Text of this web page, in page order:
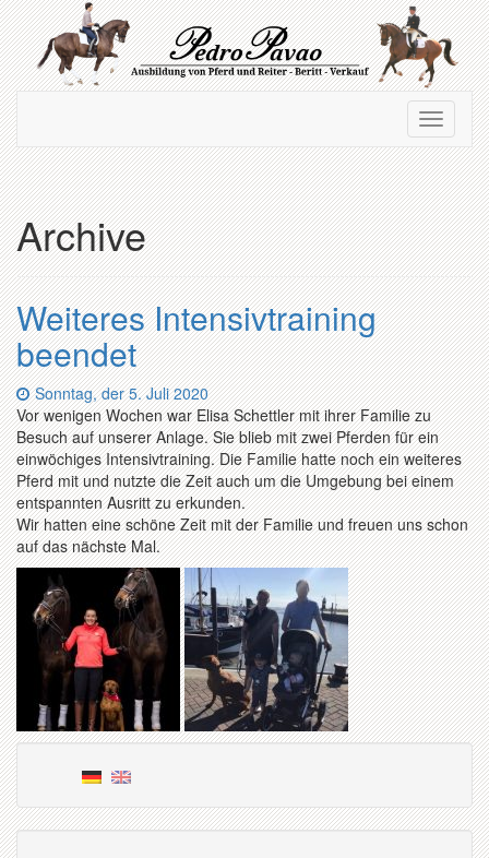
Zum
Hauptinhalt
springen
ein-/
Archive
Weiteres Intensivtraining
beendet
Datum:
Sonntag, der 5. Juli 2020
Vor wenigen Wochen war Elisa Schettler mit ihrer Familie zu
Besuch auf unserer Anlage. Sie blieb mit zwei Pferden für ein
einwöchiges Intensivtraining. Die Familie hatte noch ein weiteres
Pferd mit und nutzte die Zeit auch um die Umgebung bei einem
entspannten Ausritt zu erkunden.
Wir hatten eine schöne Zeit mit der Familie und freuen uns schon
auf das nächste Mal.